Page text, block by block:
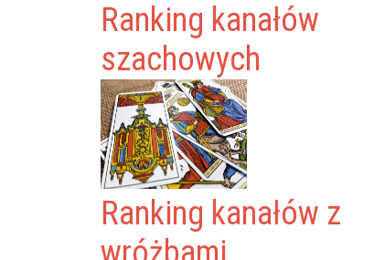
Ranking kanałów
szachowych
Ranking kanałów z